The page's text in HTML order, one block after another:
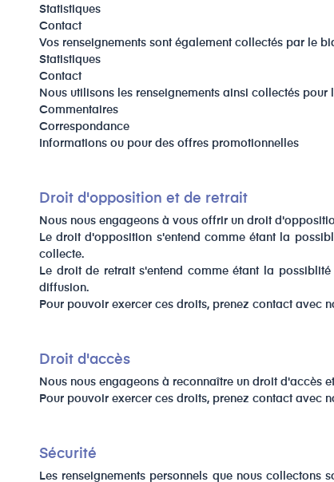
Statistiques
Contact
Vos renseignements sont également collectés par le
Statistiques
Contact
Nous utilisons les renseignements ainsi collectés pour
Commentaires
Correspondance
Informations ou pour des offres promotionnelles
​Droit d'opposition et de retrait
Nous nous engageons à vous offrir un droit
Le droit d'opposition s'entend comme étant la
collecte.
Le droit de retrait s'entend comme étant la
diffusion.
Pour pouvoir exercer ces droits, prenez contact avec
Droit d'accès
Nous nous engageons à reconnaître un droit d'accès
Pour pouvoir exercer ces droits, prenez contact avec
​Sécurité
Les renseignements personnels que nous collectons